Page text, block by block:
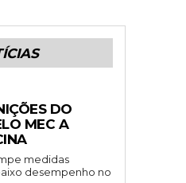
DO
MEC A
medidas
desempenho no